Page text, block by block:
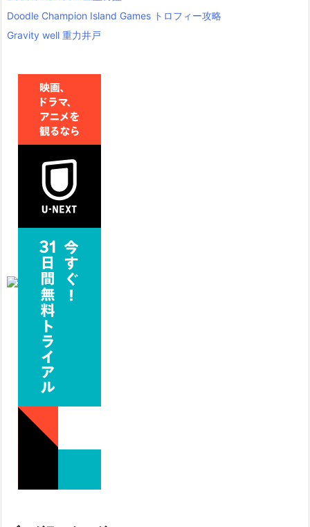
Doodle Champion Island Games トロフィー攻略
Gravity well 重力井戸